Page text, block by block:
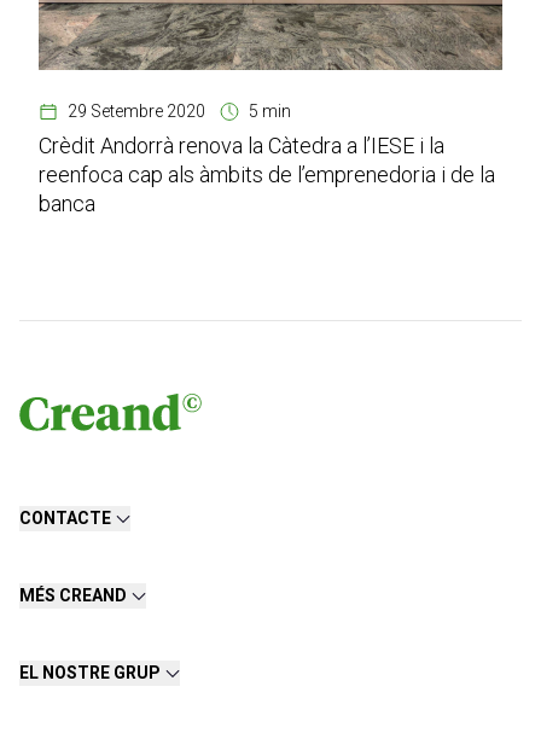
29 Setembre 2020 5 min
Crèdit Andorrà renova la Càtedra a l’IESE i la
reenfoca cap als àmbits de l’emprenedoria i de la
banca
CONTACTE
MÉS CREAND
EL NOSTRE GRUP